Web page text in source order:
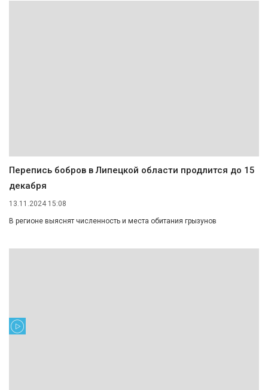
Перепись бобров в Липецкой области продлится до 15
декабря
13.11.2024 15:08
В регионе выяснят численность и места обитания грызунов